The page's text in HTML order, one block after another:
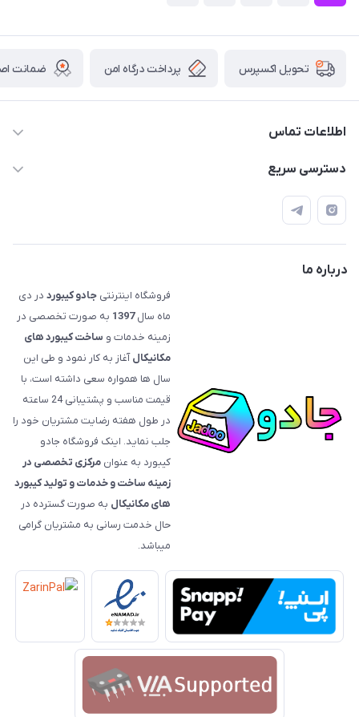
تحویل اکسپرس پرداخت درگاه امن ضمانت
اطلاعات تماس
09120992668
info@jadookb.com
حضوری، با هماهنگی)
دسترسی سریع
حساب کاربری
اصطلاحات و مفاهیم مرتبط به کیبوردهای مکانیکال
درباره ما
فروشگاه اینترنتی جادو کیبورد در دی
ماه سال1397 به صورت تخصصی در
زمینه خدمات و ساخت کیبورد های
مکانیکالآغاز به کار نمود و طی این
سال ها همواره سعی داشته است، با
قیمت‌ مناسب و پشتیبانی 24 ساعته
در طول هفته رضایت مشتریان خود را
جلب نماید. اینک فروشگاه جادو
کیبورد به عنوان مرکزی تخصصی در
زمینه ساخت و خدمات و تولید کیبورد
های مکانیکال به صورت گسترده در
حال خدمت رسانی به مشتریان گرامی
میباشد.